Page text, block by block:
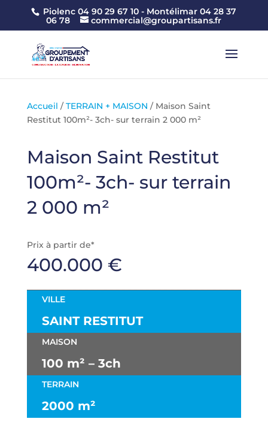
Piolenc 04 90 29 67 10 - Montélimar 04 28 37
06 78
commercial@groupartisans.fr
Accueil /TERRAIN + MAISON / Maison Saint
Restitut 100m²- 3ch- sur terrain 2 000 m²
Maison Saint Restitut
100m²- 3ch- sur terrain
2 000 m²
Prix à partir de*
400.000 €
VILLE
SAINT RESTITUT
MAISON
100 m² – 3ch
TERRAIN
2000 m²